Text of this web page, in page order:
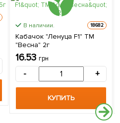
В наличии. 18682
Кабачок "Ленуца F1" ТМ
"Весна" 2г
16.53 грн
- +
КУПИТЬ